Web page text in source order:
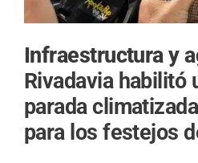
Infraestructura y
Rivadavia habilitó
parada
para los festejos